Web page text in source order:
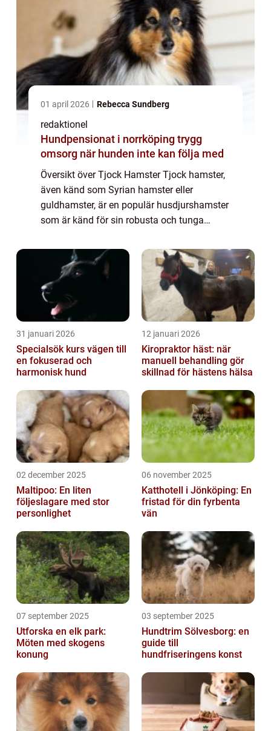
01 april 2026 Rebecca Sundberg
redaktionel
Hundpensionat i norrköping trygg
omsorg när hunden inte kan följa med
Översikt över Tjock Hamster Tjock hamster,
även känd som Syrian hamster eller
guldhamster, är en populär husdjurshamster
som är känd för sin robusta och tunga
för sin storlek och är större än andra
hamsterarter...
31 januari 2026
Specialsök kurs vägen till
en fokuserad och
harmonisk hund
12 januari 2026
Kiropraktor häst: när
manuell behandling gör
skillnad för hästens hälsa
02 december 2025
Maltipoo: En liten
följeslagare med stor
personlighet
06 november 2025
Katthotell i Jönköping: En
fristad för din fyrbenta
vän
07 september 2025
Utforska en elk park:
Möten med skogens
konung
03 september 2025
Hundtrim Sölvesborg: en
guide till
hundfriseringens konst